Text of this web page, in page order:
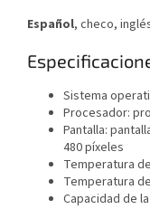
Español, checo,
Sistema
Procesador:
Pantalla:
480 píxeles
Temperatura
Temperatura
Capacidad de